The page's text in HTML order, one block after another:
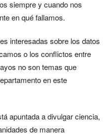
siempre y cuando nos
en qué fallamos.
interesadas sobre los datos
o los conflictos entre
no son temas que
en este
apuntada a divulgar ciencia,
de manera